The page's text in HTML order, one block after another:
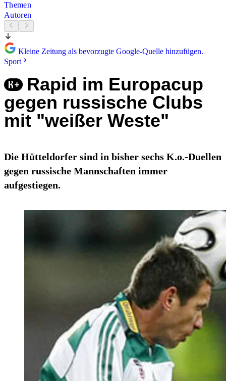
Themen
Autoren
Kleine Zeitung als bevorzugte Google-Quelle hinzufügen.
Sport
Rapid im Europacup
gegen russische Clubs
mit "weißer Weste"
Die Hütteldorfer sind in bisher sechs K.o.-Duellen
gegen russische Mannschaften immer
aufgestiegen.